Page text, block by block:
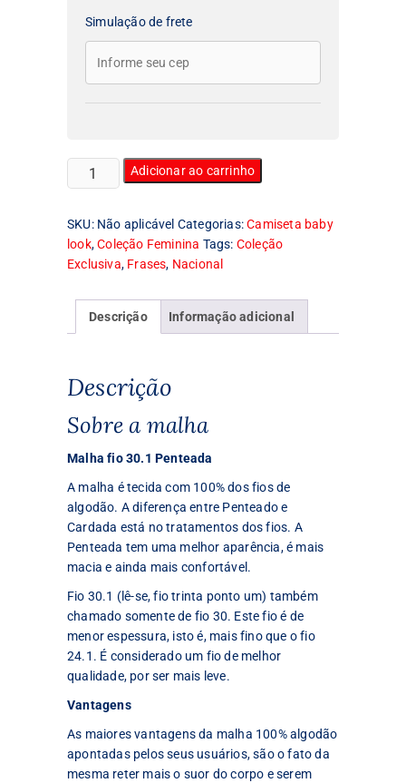
Simulação de frete
Camiseta
Feminina
Look
I
Love
Adicionar ao carrinho
SKU: Não aplicável Categorias:Camiseta baby
look,Coleção Feminina Tags: Coleção
Exclusiva, Frases, Nacional
Descrição Informação adicional
Descrição
Sobre a malha
Malha fio 30.1 Penteada
A malha é tecida com 100% dos fios de
algodão. A diferença entre Penteado e
Cardada está no tratamentos dos fios. A
Penteada tem uma melhor aparência, é mais
macia e ainda mais confortável.
Fio 30.1 (lê-se, fio trinta ponto um) também
chamado somente de fio 30. Este fio é de
menor espessura, isto é, mais fino que o fio
24.1. É considerado um fio de melhor
qualidade, por ser mais leve.
Vantagens
As maiores vantagens da malha 100% algodão
apontadas pelos seus usuários, são o fato da
mesma reter mais o suor do corpo e serem